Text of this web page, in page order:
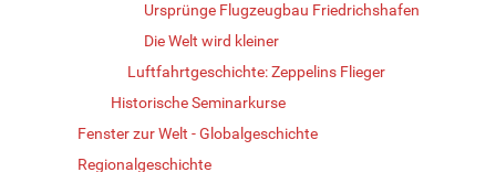
Ursprünge Flugzeugbau Friedrichshafen
Die Welt wird kleiner
Luftfahrtgeschichte: Zeppelins Flieger
Historische Seminarkurse
Fenster zur Welt - Globalgeschichte
Regionalgeschichte